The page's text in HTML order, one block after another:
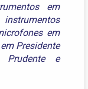
em
em
Presidente
e